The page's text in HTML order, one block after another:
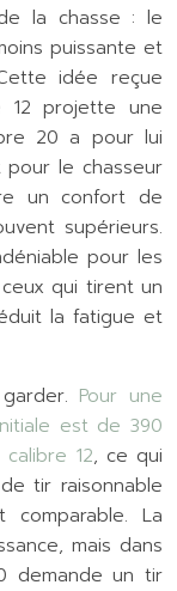
la chasse : le
puissante et
idée reçue
12 projette une
20 a pour lui
pour le chasseur
un confort de
supérieurs.
pour les
qui tirent un
la fatigue et
Pour une
est de 390
12, ce qui
tir raisonnable
La
mais dans
demande un tir